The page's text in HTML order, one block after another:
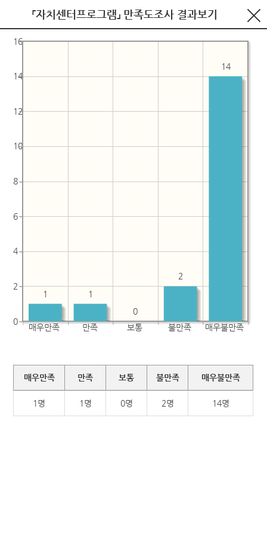
「자치센터프로그램」 만족도조사 결과보기
매우만족 만족 보통 불만족 매우불만족
0
2
4
6
8
10
12
14
16
14
2
0
1
1
매우만족 만족 보통 불만족 매우불만족
1명 1명 0명 2명 14명